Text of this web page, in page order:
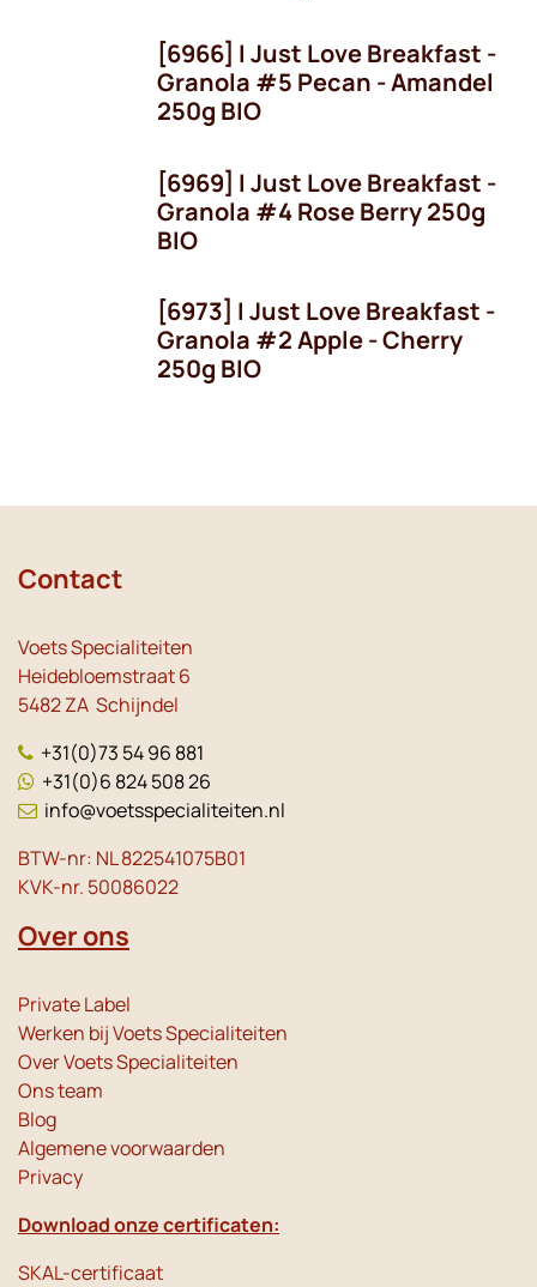
[6966] I Just Love Breakfast -
Granola #5 Pecan - Amandel
250g BIO
[6969] I Just Love Breakfast -
Granola #4 Rose Berry 250g
BIO
[6973] I Just Love Breakfast -
Granola #2 Apple - Cherry
250g BIO
Contact
Voets Specialiteiten
Heidebloemstraat 6
5482 ZA Schijndel
+31(0)73 54 96 881
+31(0)6 824 508 26
info@voetsspecialiteiten.nl
BTW-nr: NL 822541075B01
KVK-nr. 50086022
Over ons
Private Label
Werken bij Voets Specialiteiten
Over Voets Specialiteiten
Ons team
Blog
Algemene voorwaarden
Privacy
Download onze certificaten:
SKAL-certificaat